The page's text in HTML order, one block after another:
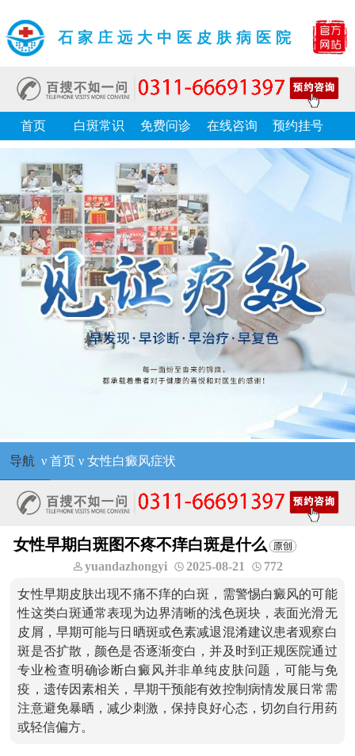
石家庄远大中医皮肤病医院
首页 白斑常识 免费问诊 在线咨询 预约挂号
导航 ν 首页ν 女性白癜风症状
女性早期白斑图不疼不痒白斑是什么
yuandazhongyi 2025-08-21 772
女性早期皮肤出现不痛不痒的白斑，需警惕白癜风的可能
性这类白斑通常表现为边界清晰的浅色斑块，表面光滑无
皮屑，早期可能与日晒斑或色素减退混淆建议患者观察白
斑是否扩散，颜色是否逐渐变白，并及时到正规医院通过
专业检查明确诊断白癜风并非单纯皮肤问题，可能与免
疫，遗传因素相关，早期干预能有效控制病情发展日常需
注意避免暴晒，减少刺激，保持良好心态，切勿自行用药
或轻信偏方。